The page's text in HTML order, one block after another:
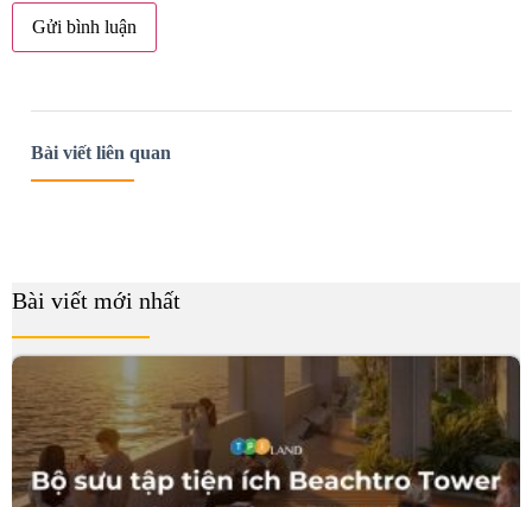
Bài viết liên quan
Bài viết mới nhất